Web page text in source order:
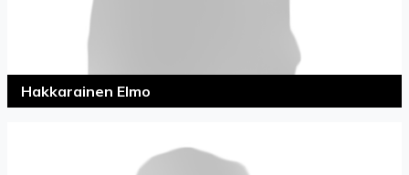
Hakkarainen Elmo